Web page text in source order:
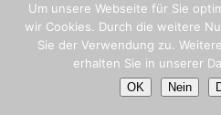
Um unsere Webseite für Sie
wir Cookies. Durch die weitere
Sie der Verwendung zu.
erhalten Sie in unserer
OK Nein